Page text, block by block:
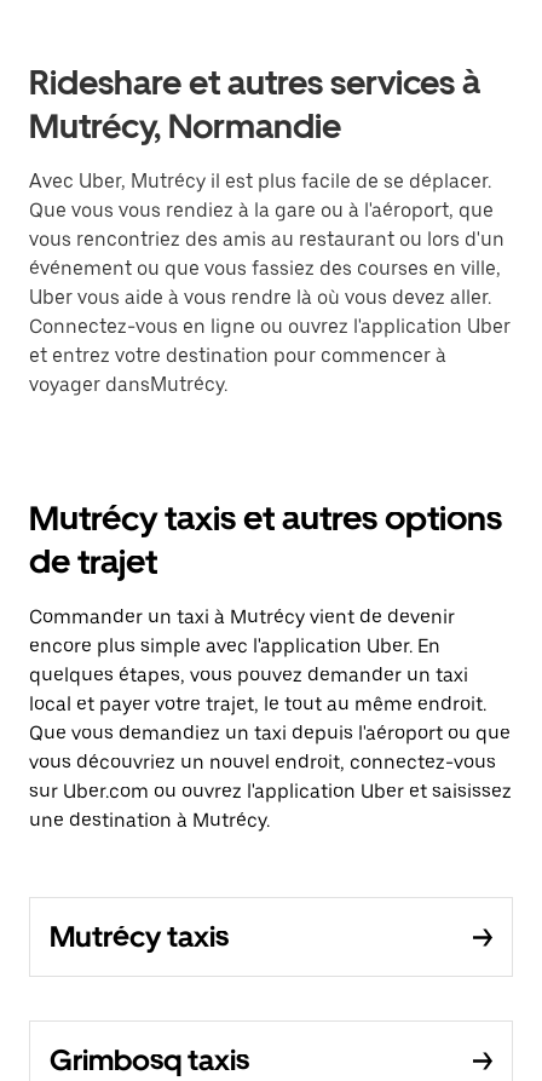
Rideshare et autres services à
Mutrécy, Normandie
Avec Uber, Mutrécy il est plus facile de se déplacer.
Que vous vous rendiez à la gare ou à l'aéroport, que
vous rencontriez des amis au restaurant ou lors d'un
événement ou que vous fassiez des courses en ville,
Uber vous aide à vous rendre là où vous devez aller.
Connectez-vous en ligne ou ouvrez l'application Uber
et entrez votre destination pour commencer à
voyager dansMutrécy.
Mutrécy taxis et autres options
de trajet
Commander un taxi à Mutrécy vient de devenir
encore plus simple avec l'application Uber. En
quelques étapes, vous pouvez demander un taxi
local et payer votre trajet, le tout au même endroit.
Que vous demandiez un taxi depuis l'aéroport ou que
vous découvriez un nouvel endroit, connectez-vous
sur Uber.com ou ouvrez l'application Uber et saisissez
une destination à Mutrécy.
Mutrécy taxis
Grimbosq taxis